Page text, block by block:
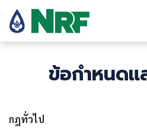
ข้อกำหนดแ
กฎทั่วไป